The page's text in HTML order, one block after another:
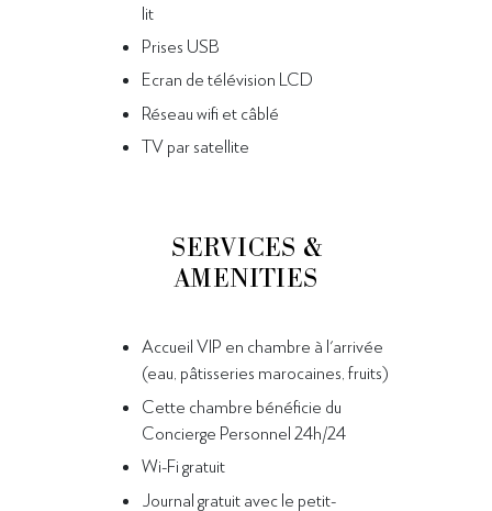
lit
Prises USB
Ecran de télévision LCD
Réseau wifi et câblé
TV par satellite
SERVICES &
AMENITIES
Accueil VIP en chambre à l'arrivée
(eau, pâtisseries marocaines, fruits)
Cette chambre bénéficie du
Concierge Personnel 24h/24
Wi-Fi gratuit
Journal gratuit avec le petit-